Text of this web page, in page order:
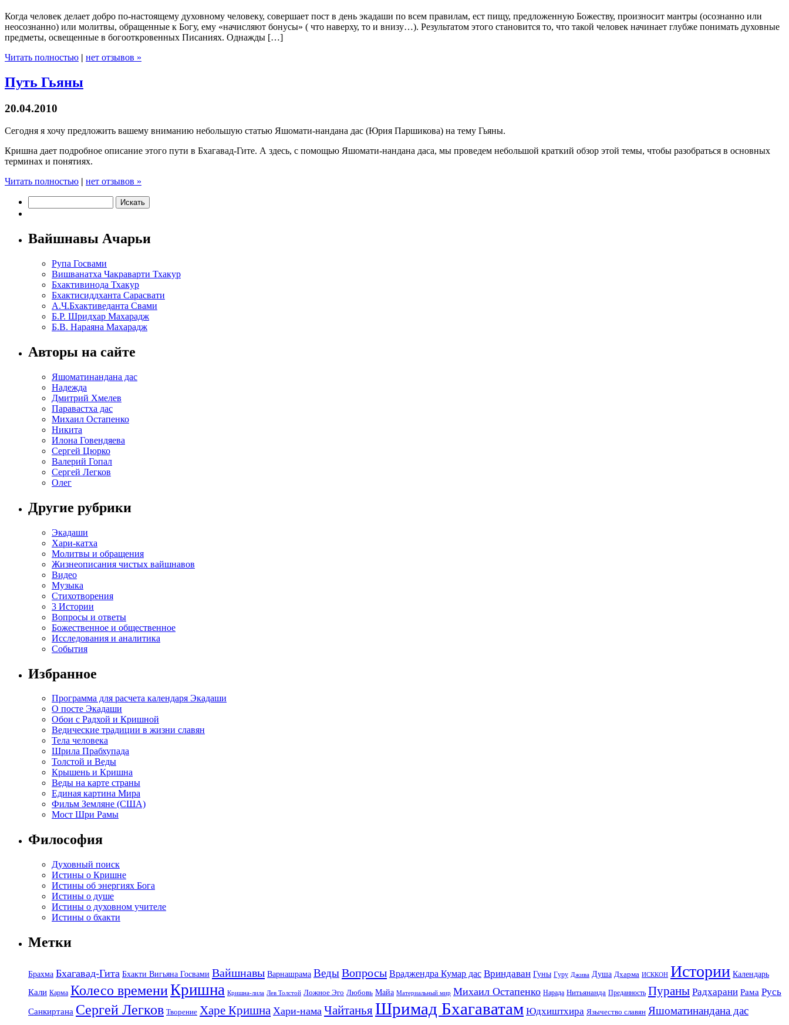
Когда человек делает добро по-настоящему духовному человеку, совершает пост в день экадаши по всем правилам, ест пищу, предложенную Божеству, произносит мантры (осознанно или
неосознанно) или молитвы, обращенные к Богу, ему «начисляют бонусы» ( что наверху, то и внизу…). Результатом этого становится то, что такой человек начинает глубже понимать духовные
предметы, освещенные в богооткровенных Писаниях. Однажды […]
Читать полностью | нет отзывов »
Путь Гьяны
20.04.2010
Сегодня я хочу предложить вашему вниманию небольшую статью Яшомати-нандана дас (Юрия Паршикова) на тему Гьяны.
Кришна дает подробное описание этого пути в Бхагавад-Гите. А здесь, с помощью Яшомати-нандана даса, мы проведем небольшой краткий обзор этой темы, чтобы разобраться в основных
терминах и понятиях.
Читать полностью | нет отзывов »
Вайшнавы Ачарьи
Рупа Госвами
Вишванатха Чакраварти Тхакур
Бхактивинода Тхакур
Бхактисиддханта Сарасвати
А.Ч.Бхактиведанта Свами
Б.Р. Шридхар Махарадж
Б.В. Нараяна Махарадж
Авторы на сайте
Яшоматинандана дас
Надежда
Дмитрий Хмелев
Паравастха дас
Михаил Остапенко
Никита
Илона Говендяева
Сергей Цюрко
Валерий Гопал
Сергей Легков
Олег
Другие рубрики
Экадаши
Хари-катха
Молитвы и обращения
Жизнеописания чистых вайшнавов
Видео
Музыка
Стихотворения
3 Истории
Вопросы и ответы
Божественное и общественное
Исследования и аналитика
События
Избранное
Программа для расчета календаря Экадаши
О посте Экадаши
Обои с Радхой и Кришной
Ведические традиции в жизни славян
Тела человека
Шрила Прабхупада
Толстой и Веды
Крышень и Кришна
Веды на карте страны
Единая картина Мира
Фильм Земляне (США)
Мост Шри Рамы
Философия
Духовный поиск
Истины о Кришне
Истины об энергиях Бога
Истины о душе
Истины о духовном учителе
Истины о бхакти
Метки
Брахма Бхагавад-Гита Бхакти Вигьяна Госвами Вайшнавы Варнашрама ВедыВопросы Враджендра Кумар дас Вриндаван Гуны Гуру Джива Душа Дхарма ИСККОН Истории Календарь
Кали Карма Колесо времениКришна Кришна-лила Лев Толстой Ложное Эго Любовь Майа Материальный мир Михаил Остапенко Нарада Нитьянанда Преданность Пураны Радхарани Рама Русь
Санкиртана Сергей Легков Творение Харе Кришна Хари-нама ЧайтаньяШримад Бхагаватам Юдхиштхира Язычество славян Яшоматинандана дас